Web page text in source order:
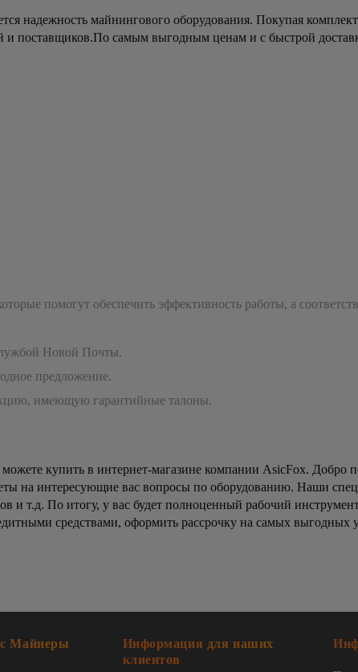
надежность майнингового оборудования. Покупая
и поставщиков.По самым выгодным ценам и с быстрой
помогут обеспечить эффективность работы, а
Новой Почты.
предложение.
имеющую гарантийные талоны.
купить в интернет-магазине компании AsicFox. Добро
на интересующие вас вопросы по оборудованию. Наши
т.д. По итогу, у вас будет полноценный рабочий
средствами, оформить рассрочку на самых выгодных
Майнеры
Информация для наших
клиентов